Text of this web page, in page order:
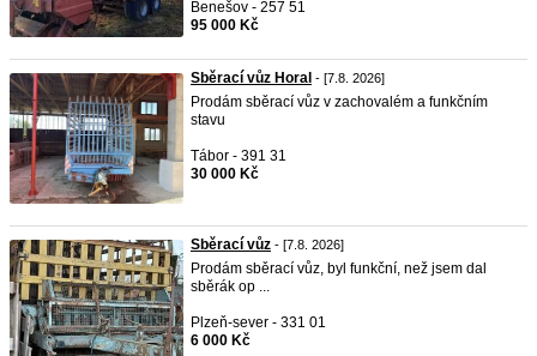
Benešov - 257 51
95 000 Kč
Sběrací vůz Horal - [7.8. 2026]
Prodám sběrací vůz v zachovalém a funkčním
stavu
Tábor - 391 31
30 000 Kč
Sběrací vůz - [7.8. 2026]
Prodám sběrací vůz, byl funkční, než jsem dal
sběrák op ...
Plzeň-sever - 331 01
6 000 Kč